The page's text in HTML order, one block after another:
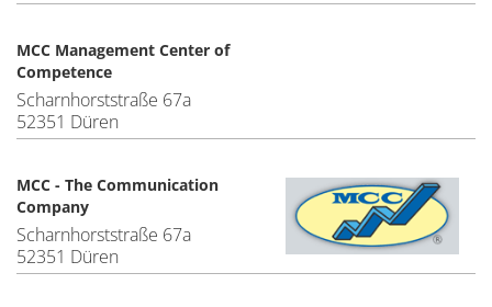
MCC Management Center of
Competence
Scharnhorststraße 67a
52351 Düren
MCC - The Communication
Company
Scharnhorststraße 67a
52351 Düren